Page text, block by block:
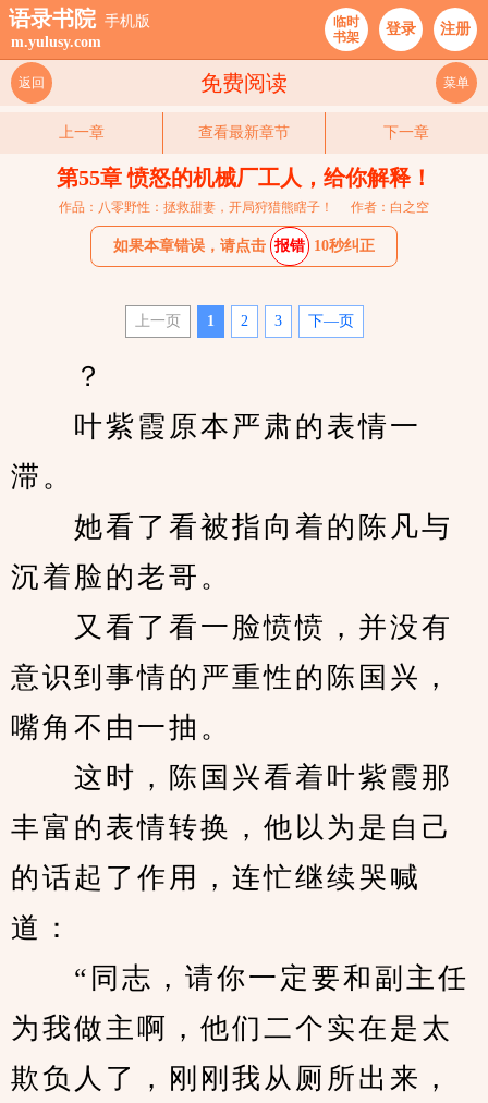
语录书院 手机版
m.yulusy.com
临时
书架
登录 注册
免费阅读
返回 菜单
上一章 查看最新章节 下一章
第55章 愤怒的机械厂工人，给你解释！
作品：八零野性：拯救甜妻，开局狩猎熊瞎子！ 作者：白之空
如果本章错误，请点击 报错 10秒纠正
上一页 1 2 3 下—页
？
叶紫霞原本严肃的表情一
滞。
她看了看被指向着的陈凡与
沉着脸的老哥。
又看了看一脸愤愤，并没有
意识到事情的严重性的陈国兴，
嘴角不由一抽。
这时，陈国兴看着叶紫霞那
丰富的表情转换，他以为是自己
的话起了作用，连忙继续哭喊
道：
“同志，请你一定要和副主任
为我做主啊，他们二个实在是太
欺负人了，刚刚我从厕所出来，